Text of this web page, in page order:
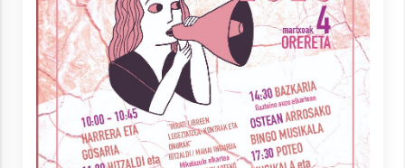
Arrosari buruzko erreportaia
2021/07/16